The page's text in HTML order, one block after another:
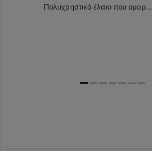
Πολυχρηστικό έλαιο που ομορ...